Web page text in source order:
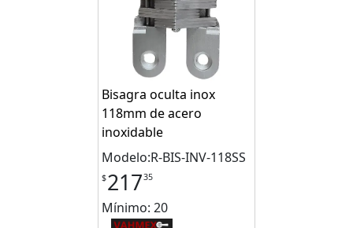
Bisagra oculta inox
118mm de acero
inoxidable
Modelo:R-BIS-INV-118SS
$21735
Mínimo: 20